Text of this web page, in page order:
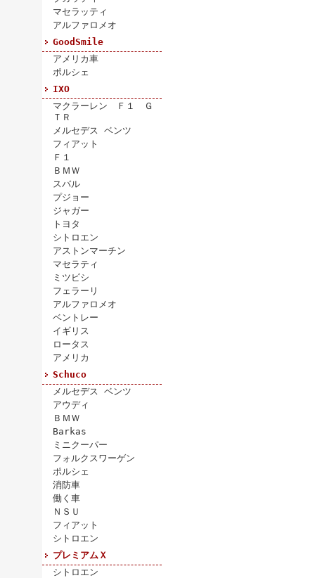
マセラッティ
アルファロメオ
GoodSmile
アメリカ車
ポルシェ
IXO
マクラーレン Ｆ１ Ｇ
ＴＲ
メルセデス ベンツ
フィアット
Ｆ１
ＢＭＷ
スバル
プジョー
ジャガー
トヨタ
シトロエン
アストンマーチン
マセラティ
ミツビシ
フェラーリ
アルファロメオ
ベントレー
イギリス
ロータス
アメリカ
Schuco
メルセデス ベンツ
アウディ
ＢＭＷ
Barkas
ミニクーパー
フォルクスワーゲン
ポルシェ
消防車
働く車
ＮＳＵ
フィアット
シトロエン
プレミアムＸ
シトロエン